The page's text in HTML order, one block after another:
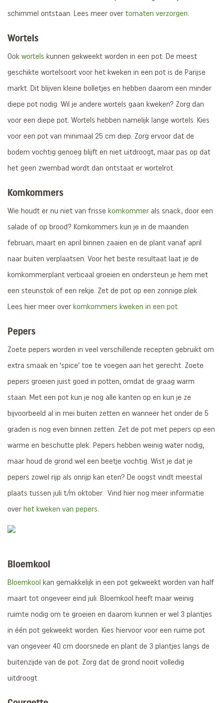
schimmel ontstaan. Lees meer over tomaten verzorgen.
Wortels
Ook wortels kunnen gekweekt worden in een pot. De meest
geschikte wortelsoort voor het kweken in een pot is de Parijse
markt. Dit blijven kleine bolletjes en hebben daarom een minder
diepe pot nodig. Wil je andere wortels gaan kweken? Zorg dan
voor een diepe pot. Wortels hebben namelijk lange wortels. Kies
voor een pot van minimaal 25 cm diep. Zorg ervoor dat de
bodem vochtig genoeg blijft en niet uitdroogt, maar pas op dat
het geen zwembad wordt dan ontstaat er wortelrot.
Komkommers
Wie houdt er nu niet van frisse komkommer als snack, door een
salade of op brood? Komkommers kun je in de maanden
februari, maart en april binnen zaaien en de plant vanaf april
naar buiten verplaatsen. Voor het beste resultaat laat je de
komkommerplant verticaal groeien en ondersteun je hem met
een steunstok of een rekje. Zet de pot op een zonnige plek.
Lees hier meer over komkommers kweken in een pot.
Pepers
Zoete pepers worden in veel verschillende recepten gebruikt om
extra smaak en ‘spice’ toe te voegen aan het gerecht. Zoete
pepers groeien juist goed in potten, omdat de graag warm
staan. Met een pot kun je nog alle kanten op en kun je ze
bijvoorbeeld al in mei buiten zetten en wanneer het onder de 5
graden is nog even binnen zetten. Zet de pot met pepers op een
warme en beschutte plek. Pepers hebben weinig water nodig,
maar houd de grond wel een beetje vochtig. Wist je dat je
pepers zowel rijp als onrijp kan eten? De oogst vindt meestal
plaats tussen juli t/m oktober. Vind hier nog meer informatie
over het kweken van pepers.
Bloemkool
Bloemkool
kan gemakkelijk in een pot gekweekt worden van half
maart tot ongeveer eind juli. Bloemkool heeft maar weinig
ruimte nodig om te groeien en daarom kunnen er wel 3 plantjes
in één pot gekweekt worden. Kies hiervoor voor een ruime pot
van ongeveer 40 cm doorsnede en plant de 3 plantjes langs de
buitenzijde van de pot. Zorg dat de grond nooit volledig
uitdroogt.